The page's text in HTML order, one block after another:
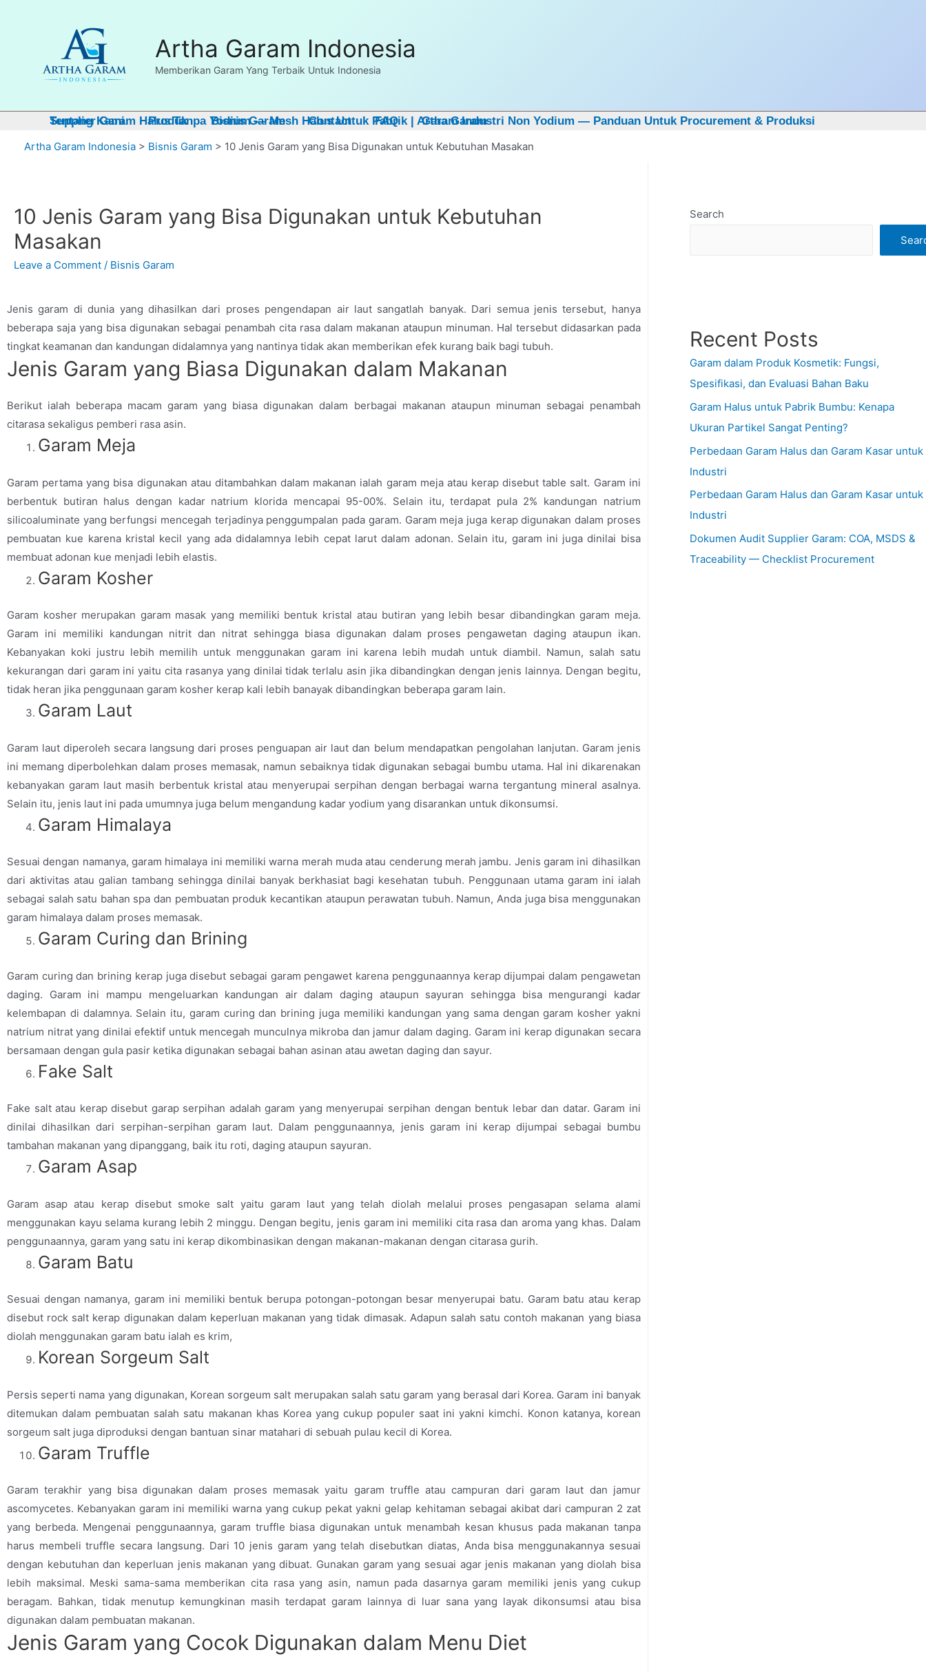
Artha Garam Indonesia
Memberikan Garam Yang Terbaik Untuk Indonesia
Tentang Kami Produk Bisnis Garam Contact FAQ Garam Industri Non Yodium — Panduan Untuk Procurement & Produksi
Supplier Garam Halus Tanpa Yodium — Mesh Halus Untuk Pabrik | Artha Garam
Artha Garam Indonesia > Bisnis Garam > 10 Jenis Garam yang Bisa Digunakan untuk Kebutuhan Masakan
10 Jenis Garam yang Bisa Digunakan untuk Kebutuhan
Masakan
Leave a Comment / Bisnis Garam
Jenis garam di dunia yang dihasilkan dari proses pengendapan air laut sangatlah banyak. Dari semua jenis tersebut, hanya
beberapa saja yang bisa digunakan sebagai penambah cita rasa dalam makanan ataupun minuman. Hal tersebut didasarkan pada
tingkat keamanan dan kandungan didalamnya yang nantinya tidak akan memberikan efek kurang baik bagi tubuh.
Jenis Garam yang Biasa Digunakan dalam Makanan
Berikut ialah beberapa macam garam yang biasa digunakan dalam berbagai makanan ataupun minuman sebagai penambah
citarasa sekaligus pemberi rasa asin.
Garam Meja
Garam pertama yang bisa digunakan atau ditambahkan dalam makanan ialah garam meja atau kerap disebut table salt. Garam ini
berbentuk butiran halus dengan kadar natrium klorida mencapai 95-00%. Selain itu, terdapat pula 2% kandungan natrium
silicoaluminate yang berfungsi mencegah terjadinya penggumpalan pada garam. Garam meja juga kerap digunakan dalam proses
pembuatan kue karena kristal kecil yang ada didalamnya lebih cepat larut dalam adonan. Selain itu, garam ini juga dinilai bisa
membuat adonan kue menjadi lebih elastis.
Garam Kosher
Garam kosher merupakan garam masak yang memiliki bentuk kristal atau butiran yang lebih besar dibandingkan garam meja.
Garam ini memiliki kandungan nitrit dan nitrat sehingga biasa digunakan dalam proses pengawetan daging ataupun ikan.
Kebanyakan koki justru lebih memilih untuk menggunakan garam ini karena lebih mudah untuk diambil. Namun, salah satu
kekurangan dari garam ini yaitu cita rasanya yang dinilai tidak terlalu asin jika dibandingkan dengan jenis lainnya. Dengan begitu,
tidak heran jika penggunaan garam kosher kerap kali lebih banayak dibandingkan beberapa garam lain.
Garam Laut
Garam laut diperoleh secara langsung dari proses penguapan air laut dan belum mendapatkan pengolahan lanjutan. Garam jenis
ini memang diperbolehkan dalam proses memasak, namun sebaiknya tidak digunakan sebagai bumbu utama. Hal ini dikarenakan
kebanyakan garam laut masih berbentuk kristal atau menyerupai serpihan dengan berbagai warna tergantung mineral asalnya.
Selain itu, jenis laut ini pada umumnya juga belum mengandung kadar yodium yang disarankan untuk dikonsumsi.
Garam Himalaya
Sesuai dengan namanya, garam himalaya ini memiliki warna merah muda atau cenderung merah jambu. Jenis garam ini dihasilkan
dari aktivitas atau galian tambang sehingga dinilai banyak berkhasiat bagi kesehatan tubuh. Penggunaan utama garam ini ialah
sebagai salah satu bahan spa dan pembuatan produk kecantikan ataupun perawatan tubuh. Namun, Anda juga bisa menggunakan
garam himalaya dalam proses memasak.
Garam Curing dan Brining
Garam curing dan brining kerap juga disebut sebagai garam pengawet karena penggunaannya kerap dijumpai dalam pengawetan
daging. Garam ini mampu mengeluarkan kandungan air dalam daging ataupun sayuran sehingga bisa mengurangi kadar
kelembapan di dalamnya. Selain itu, garam curing dan brining juga memiliki kandungan yang sama dengan garam kosher yakni
natrium nitrat yang dinilai efektif untuk mencegah munculnya mikroba dan jamur dalam daging. Garam ini kerap digunakan secara
bersamaan dengan gula pasir ketika digunakan sebagai bahan asinan atau awetan daging dan sayur.
Fake Salt
Fake salt atau kerap disebut garap serpihan adalah garam yang menyerupai serpihan dengan bentuk lebar dan datar. Garam ini
dinilai dihasilkan dari serpihan-serpihan garam laut. Dalam penggunaannya, jenis garam ini kerap dijumpai sebagai bumbu
tambahan makanan yang dipanggang, baik itu roti, daging ataupun sayuran.
Garam Asap
Garam asap atau kerap disebut smoke salt yaitu garam laut yang telah diolah melalui proses pengasapan selama alami
menggunakan kayu selama kurang lebih 2 minggu. Dengan begitu, jenis garam ini memiliki cita rasa dan aroma yang khas. Dalam
penggunaannya, garam yang satu ini kerap dikombinasikan dengan makanan-makanan dengan citarasa gurih.
Garam Batu
Sesuai dengan namanya, garam ini memiliki bentuk berupa potongan-potongan besar menyerupai batu. Garam batu atau kerap
disebut rock salt kerap digunakan dalam keperluan makanan yang tidak dimasak. Adapun salah satu contoh makanan yang biasa
diolah menggunakan garam batu ialah es krim,
Korean Sorgeum Salt
Persis seperti nama yang digunakan, Korean sorgeum salt merupakan salah satu garam yang berasal dari Korea. Garam ini banyak
ditemukan dalam pembuatan salah satu makanan khas Korea yang cukup populer saat ini yakni kimchi. Konon katanya, korean
sorgeum salt juga diproduksi dengan bantuan sinar matahari di sebuah pulau kecil di Korea.
Garam Truffle
Garam terakhir yang bisa digunakan dalam proses memasak yaitu garam truffle atau campuran dari garam laut dan jamur
ascomycetes. Kebanyakan garam ini memiliki warna yang cukup pekat yakni gelap kehitaman sebagai akibat dari campuran 2 zat
yang berbeda. Mengenai penggunaannya, garam truffle biasa digunakan untuk menambah kesan khusus pada makanan tanpa
harus membeli truffle secara langsung. Dari 10 jenis garam yang telah disebutkan diatas, Anda bisa menggunakannya sesuai
dengan kebutuhan dan keperluan jenis makanan yang dibuat. Gunakan garam yang sesuai agar jenis makanan yang diolah bisa
lebih maksimal. Meski sama-sama memberikan cita rasa yang asin, namun pada dasarnya garam memiliki jenis yang cukup
beragam. Bahkan, tidak menutup kemungkinan masih terdapat garam lainnya di luar sana yang layak dikonsumsi atau bisa
digunakan dalam pembuatan makanan.
Jenis Garam yang Cocok Digunakan dalam Menu Diet
Search
Recent Posts
Garam dalam Produk Kosmetik: Fungsi,
Spesifikasi, dan Evaluasi Bahan Baku
Garam Halus untuk Pabrik Bumbu: Kenapa
Ukuran Partikel Sangat Penting?
Perbedaan Garam Halus dan Garam Kasar untuk
Industri
Perbedaan Garam Halus dan Garam Kasar untuk
Industri
Dokumen Audit Supplier Garam: COA, MSDS &
Traceability — Checklist Procurement